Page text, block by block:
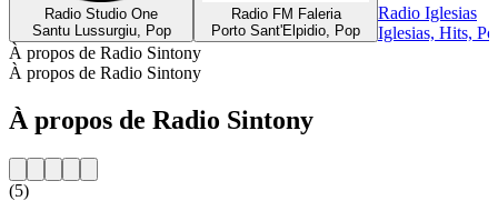
Radio Studio One
Santu Lussurgiu, Pop
Radio FM Faleria
Porto Sant'Elpidio, Pop
Radio Iglesias
Iglesias, Hits,
À propos de Radio Sintony
À propos de Radio Sintony
À propos de Radio Sintony
(5)